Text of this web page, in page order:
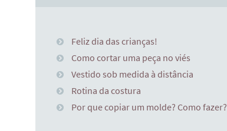
Feliz dia das crianças!
Como cortar uma peça no viés
Vestido sob medida à distância
Rotina da costura
Por que copiar um molde? Como fazer?